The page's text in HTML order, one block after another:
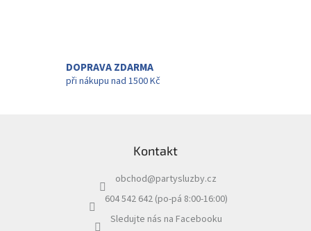
í
y
v
p
i
s
u
DOPRAVA ZDARMA
při nákupu nad 1500 Kč
Kontakt
obchod@partysluzby.cz
604 542 642 (po-pá 8:00-16:00)
Sledujte nás na Facebooku